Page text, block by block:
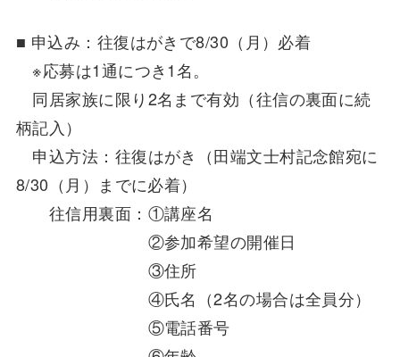
■ 申込み：往復はがきで8/30（月）必着
※応募は1通につき1名。
同居家族に限り2名まで有効（往信の裏面に続
柄記入）
申込方法：往復はがき（田端文士村記念館宛に
8/30（月）までに必着）
往信用裏面：①講座名
②参加希望の開催日
③住所
④氏名（2名の場合は全員分）
⑤電話番号